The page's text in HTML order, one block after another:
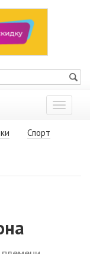
Показать
меню
Спорт